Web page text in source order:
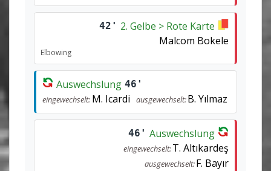
42' 2. Gelbe > Rote Karte
Malcom Bokele
Elbowing
Auswechslung 46'
eingewechselt: M. Icardi ausgewechselt:B. Yılmaz
46' Auswechslung
eingewechselt:T. Altıkardeş
ausgewechselt:F. Bayır